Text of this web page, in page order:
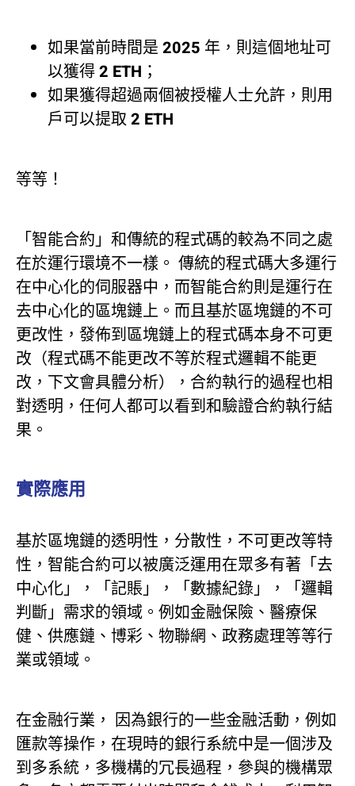
如果當前時間是 2025 年，則這個地址可
以獲得 2 ETH；
如果獲得超過兩個被授權人士允許，則用
戶可以提取 2 ETH
等等！
「智能合約」和傳統的程式碼的較為不同之處
在於運行環境不一樣。 傳統的程式碼大多運行
在中心化的伺服器中，而智能合約則是運行在
去中心化的區塊鏈上。而且基於區塊鏈的不可
更改性，發佈到區塊鏈上的程式碼本身不可更
改（程式碼不能更改不等於程式邏輯不能更
改，下文會具體分析），合約執行的過程也相
對透明，任何人都可以看到和驗證合約執行結
果。
實際應用
基於區塊鏈的透明性，分散性，不可更改等特
性，智能合約可以被廣泛運用在眾多有著「去
中心化」，「記賬」，「數據紀錄」，「邏輯
判斷」需求的領域。例如金融保險、醫療保
健、供應鏈、博彩、物聯網、政務處理等等行
業或領域。
在金融行業， 因為銀行的一些金融活動，例如
匯款等操作，在現時的銀行系統中是一個涉及
到多系統，多機構的冗長過程，參與的機構眾